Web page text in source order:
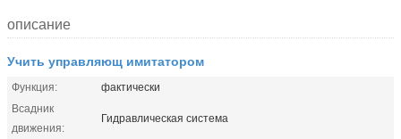
описание
Учить управляющ имитатором
Функция:
фактически
Всадник
движения:
Гидравлическая система